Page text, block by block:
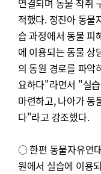
연결되며 동물 착취
적했다. 정진아 동물
습 과정에서 동물 피
에 이용되는 동물 상
의 동원 경로를 파악
요하다"라면서 "실
마련하고, 나아가 동
다"라고 강조했다.
○ 한편 동물자유연
원에서 실습에 이용